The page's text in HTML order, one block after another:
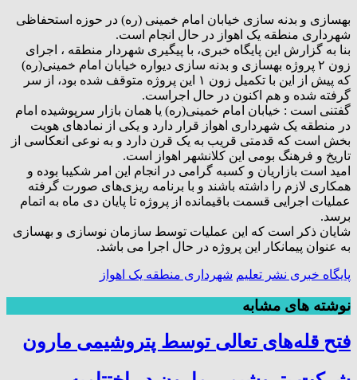
بهسازی و بدنه سازی خیابان امام خمینی (ره) در حوزه استحفاظی
شهرداری منطقه یک اهواز در حال انجام است.
بنا به گزارش این پایگاه خبری، با پیگیری شهردار منطقه ، اجرای
زون ۲ پروژه بهسازی و بدنه سازی دیواره خیابان امام خمینی(ره)
که پیش از این با تکمیل زون ۱ این پروژه متوقف شده بود، از سر
گرفته شده و هم اکنون در حال اجراست.
گفتنی است : خیابان امام خمینی(ره) یا همان بازار سرپوشیده امام
در منطقه یک شهرداری اهواز قرار دارد و یکی از نماد‌های هویت
بخش است که قدمتی قریب به یک قرن دارد و به نوعی انعکاسی از
تاریخ و فرهنگ بومی این کلانشهر اهواز است.
امید است بازاریان و کسبه گرامی در انجام این امر شکیبا بوده و
همکاری لازم را داشته باشند و با برنامه ریزی‌های صورت گرفته
عملیات اجرایی قسمت باقیمانده از پروژه تا پایان دی ماه به اتمام
برسد.
شایان ذکر است که این عملیات توسط سازمان نوسازی و بهسازی
به عنوان پیمانکار این پروژه در حال اجرا می باشد.
پایگاه خبری نشر تعلیم شهرداری منطقه یک اهواز
نوشته های مشابه
فتح‌ قله‌های تعالی توسط پتروشیمی مارون